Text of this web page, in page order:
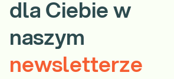
dla Ciebie w
naszym
newsletterze